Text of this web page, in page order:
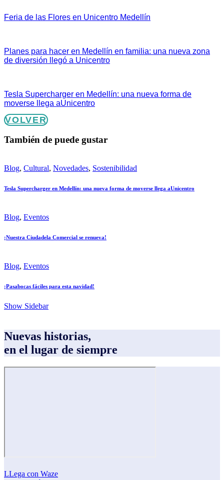
Feria de las Flores en Unicentro Medellín
Planes para hacer en Medellín en familia: una nueva zona
de diversión llegó a Unicentro
Tesla Supercharger en Medellín: una nueva forma de
moverse llega aUnicentro
VOLVER
También de puede gustar
Blog, Cultural, Novedades, Sostenibilidad
Tesla Supercharger en Medellín: una nueva forma de moverse llega aUnicentro
Blog, Eventos
¡Nuestra Ciudadela Comercial se renueva!
Blog, Eventos
¡Pasabocas fáciles para esta navidad!
Show Sidebar
Nuevas historias,
en el lugar de siempre
LLega con Waze